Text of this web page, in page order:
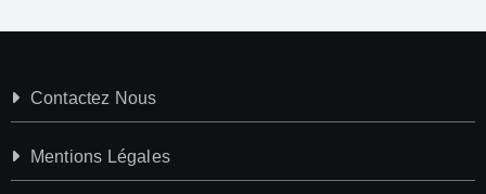
Contactez Nous
Mentions Légales